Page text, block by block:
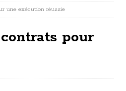
une exécution réussie
pour